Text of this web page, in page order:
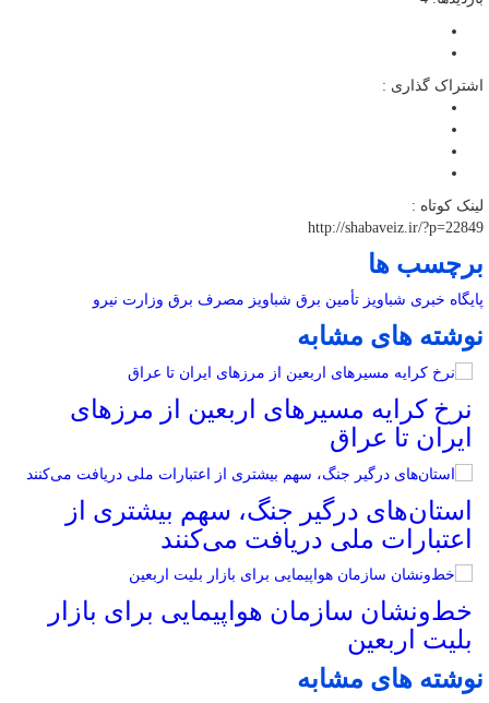
اشتراک گذاری :
لینک کوتاه :
http://shabaveiz.ir/?p=22849
برچسب ها
پایگاه خبری شباویز تأمین برق شباویز مصرف برق وزارت نیرو
نوشته های مشابه
نرخ کرایه مسیرهای اربعین از مرزهای
ایران تا عراق
استان‌های درگیر جنگ، سهم بیشتری از
اعتبارات ملی دریافت می‌کنند
خط‌ونشان سازمان هواپیمایی برای بازار
بلیت اربعین
نوشته های مشابه